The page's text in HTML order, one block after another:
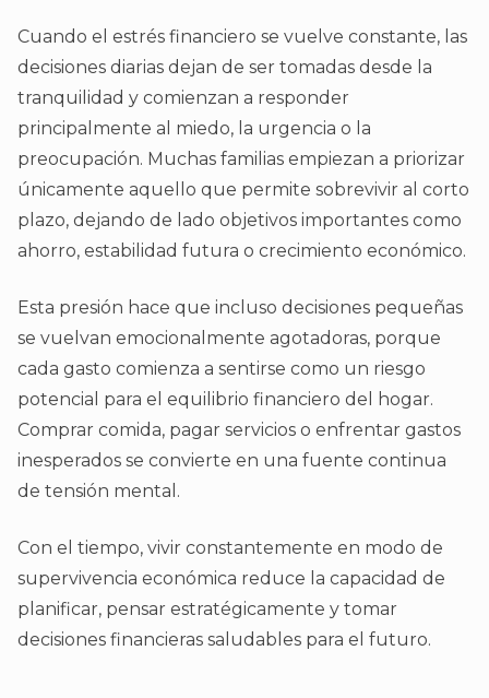
Cuando el estrés financiero se vuelve constante, las
decisiones diarias dejan de ser tomadas desde la
tranquilidad y comienzan a responder
principalmente al miedo, la urgencia o la
preocupación. Muchas familias empiezan a priorizar
únicamente aquello que permite sobrevivir al corto
plazo, dejando de lado objetivos importantes como
ahorro, estabilidad futura o crecimiento económico.
Esta presión hace que incluso decisiones pequeñas
se vuelvan emocionalmente agotadoras, porque
cada gasto comienza a sentirse como un riesgo
potencial para el equilibrio financiero del hogar.
Comprar comida, pagar servicios o enfrentar gastos
inesperados se convierte en una fuente continua
de tensión mental.
Con el tiempo, vivir constantemente en modo de
supervivencia económica reduce la capacidad de
planificar, pensar estratégicamente y tomar
decisiones financieras saludables para el futuro.